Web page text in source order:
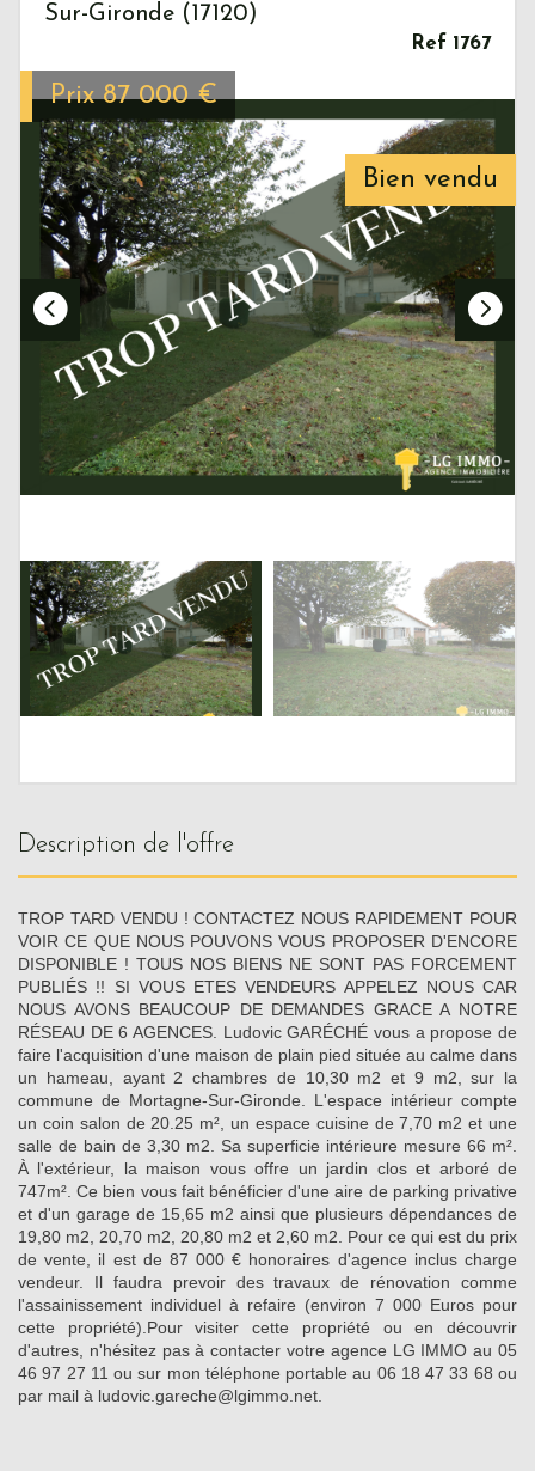
Bien vendu
Sur-Gironde (17120)
Ref 1767
Prix 87 000 €
description de l'offre
TROP TARD VENDU ! CONTACTEZ NOUS RAPIDEMENT POUR
VOIR CE QUE NOUS POUVONS VOUS PROPOSER D'ENCORE
DISPONIBLE ! TOUS NOS BIENS NE SONT PAS FORCEMENT
PUBLIÉS !! SI VOUS ETES VENDEURS APPELEZ NOUS CAR
NOUS AVONS BEAUCOUP DE DEMANDES GRACE A NOTRE
RÉSEAU DE 6 AGENCES. Ludovic GARÉCHÉ vous a propose de
faire l'acquisition d'une maison de plain pied située au calme dans
un hameau, ayant 2 chambres de 10,30 m2 et 9 m2, sur la
commune de Mortagne-Sur-Gironde. L'espace intérieur compte
un coin salon de 20.25 m², un espace cuisine de 7,70 m2 et une
salle de bain de 3,30 m2. Sa superficie intérieure mesure 66 m².
À l'extérieur, la maison vous offre un jardin clos et arboré de
747m². Ce bien vous fait bénéficier d'une aire de parking privative
et d'un garage de 15,65 m2 ainsi que plusieurs dépendances de
19,80 m2, 20,70 m2, 20,80 m2 et 2,60 m2. Pour ce qui est du prix
de vente, il est de 87 000 € honoraires d'agence inclus charge
vendeur. Il faudra prevoir des travaux de rénovation comme
l'assainissement individuel à refaire (environ 7 000 Euros pour
cette propriété).Pour visiter cette propriété ou en découvrir
d'autres, n'hésitez pas à contacter votre agence LG IMMO au 05
46 97 27 11 ou sur mon téléphone portable au 06 18 47 33 68 ou
par mail à ludovic.gareche@lgimmo.net.